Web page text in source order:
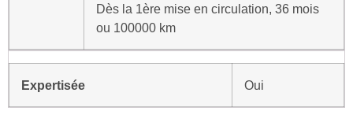
Dès la 1ère mise en circulation, 36 mois
ou 100000 km
Expertisée Oui